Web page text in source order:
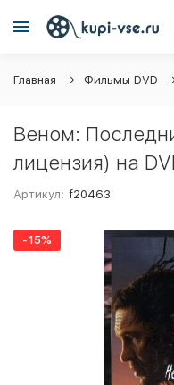
Главная Фильмы DVD
Веном:
лицензия) на
Артикул: f20463
-15%